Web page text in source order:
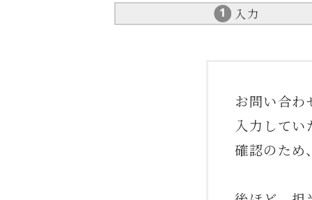
入力
お問い合わ
入力して
確認のため